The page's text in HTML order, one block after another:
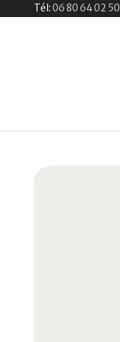
Tél:06 80 64 02 50